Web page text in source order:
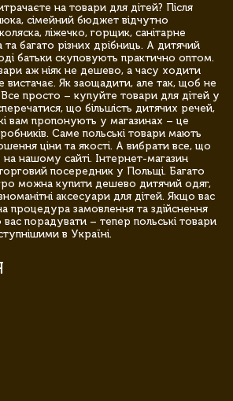
на товари для дітей? Після
сімейний бюджет відчутно
ліжечко, горщик, санітарне
багато різних дрібниць. А дитячий
батьки скуповують практично оптом.
аж ніяк не дешево, а часу ходити
вистачає. Як заощадити, але так, щоб не
Все просто – купуйте товари для дітей у
що більшість дитячих речей,
вам пропонують у магазинах – це
Саме польські товари мають
ціни та якості. А вибрати все, що
нашому сайті. Інтернет-магазин
посередник у Польщі. Багато
можна купити дешево дитячий одяг,
аксесуари для дітей. Якщо вас
процедура замовлення та здійснення
порадувати – тепер польські товари
в Україні.